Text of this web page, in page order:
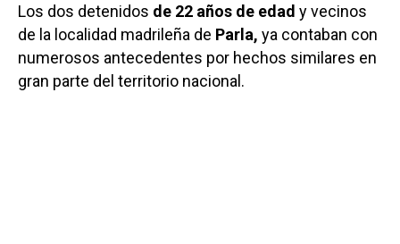
Los dos detenidos de 22 años de edad y vecinos
de la localidad madrileña de Parla, ya contaban con
numerosos antecedentes por hechos similares en
gran parte del territorio nacional.